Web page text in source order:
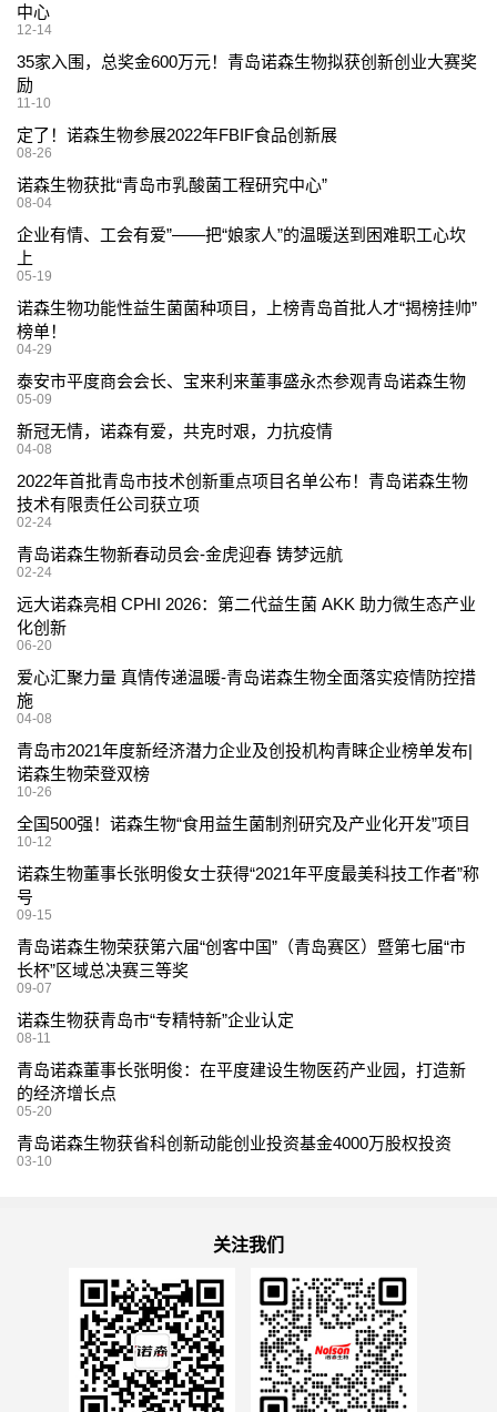
中心
12-14
35家入围，总奖金600万元！青岛诺森生物拟获创新创业大赛奖
励
11-10
定了！诺森生物参展2022年FBIF食品创新展
08-26
诺森生物获批“青岛市乳酸菌工程研究中心”
08-04
企业有情、工会有爱”——把“娘家人”的温暖送到困难职工心坎
上
05-19
诺森生物功能性益生菌菌种项目，上榜青岛首批人才“揭榜挂帅”
榜单！
04-29
泰安市平度商会会长、宝来利来董事盛永杰参观青岛诺森生物
05-09
新冠无情，诺森有爱，共克时艰，力抗疫情
04-08
2022年首批青岛市技术创新重点项目名单公布！青岛诺森生物
技术有限责任公司获立项
02-24
青岛诺森生物新春动员会-金虎迎春 铸梦远航
02-24
远大诺森亮相 CPHI 2026：第二代益生菌 AKK 助力微生态产业
化创新
06-20
爱心汇聚力量 真情传递温暖-青岛诺森生物全面落实疫情防控措
施
04-08
青岛市2021年度新经济潜力企业及创投机构青睐企业榜单发布|
诺森生物荣登双榜
10-26
全国500强！诺森生物“食用益生菌制剂研究及产业化开发”项目
10-12
诺森生物董事长张明俊女士获得“2021年平度最美科技工作者”称
号
09-15
青岛诺森生物荣获第六届“创客中国”（青岛赛区）暨第七届“市
长杯”区域总决赛三等奖
09-07
诺森生物获青岛市“专精特新”企业认定
08-11
青岛诺森董事长张明俊：在平度建设生物医药产业园，打造新
的经济增长点
05-20
青岛诺森生物获省科创新动能创业投资基金4000万股权投资
03-10
关注我们